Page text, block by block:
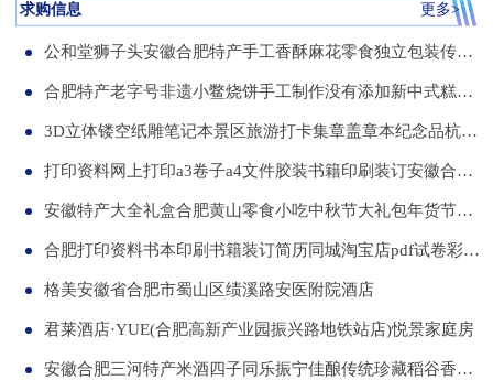
求购信息 更多>
公和堂狮子头安徽合肥特产手工香酥麻花零食独立包装传统老式糕点
合肥特产老字号非遗小鳖烧饼手工制作没有添加新中式糕点伴手礼
3D立体镂空纸雕笔记本景区旅游打卡集章盖章本纪念品杭州合肥昆明武汉城市文创本可定制集章册景点北京logo
打印资料网上打印a3卷子a4文件胶装书籍印刷装订安徽合肥同城服务
安徽特产大全礼盒合肥黄山零食小吃中秋节大礼包年货节送伴手礼品
合肥打印资料书本印刷书籍装订简历同城淘宝店pdf试卷彩色a34讲义
格美安徽省合肥市蜀山区绩溪路安医附院酒店
君莱酒店·YUE(合肥高新产业园振兴路地铁站店)悦景家庭房
安徽合肥三河特产米酒四子同乐振宁佳酿传统珍藏稻谷香一箱两瓶